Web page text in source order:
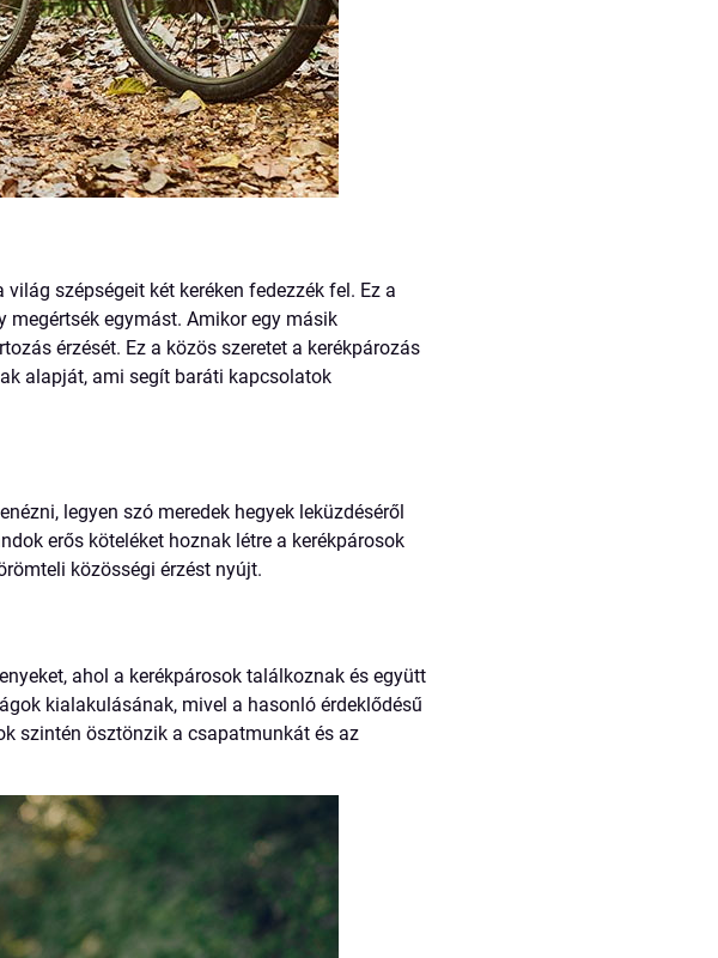
szépségeit két keréken fedezzék fel. Ez a
megértsék egymást. Amikor egy másik
érzését. Ez a közös szeretet a kerékpározás
alapját, ami segít baráti kapcsolatok
legyen szó meredek hegyek leküzdéséről
erős köteléket hoznak létre a kerékpárosok
közösségi érzést nyújt.
ahol a kerékpárosok találkoznak és együtt
kialakulásának, mivel a hasonló érdeklődésű
szintén ösztönzik a csapatmunkát és az